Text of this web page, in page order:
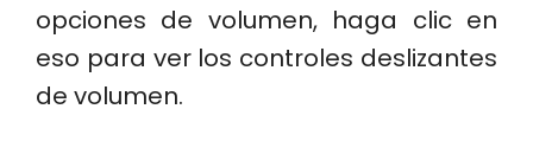
opciones de volumen, haga clic en
eso para ver los controles deslizantes
de volumen.